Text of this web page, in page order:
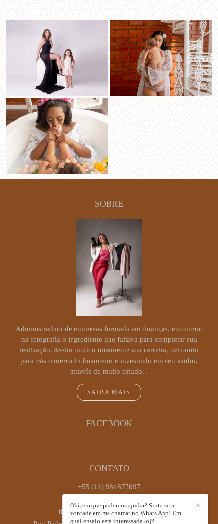
SOBRE
Administradora de empresas formada em finanças, encontrou
na fotografia o ingrediente que faltava para completar sua
realização. Assim mudou totalmente sua carreira, deixando
para trás o mercado financeiro e investindo em seu sonho,
através de muito estudo...
SAIBA MAIS
FACEBOOK
CONTATO
+55 (11) 984877097
thaiscastrofotografia@gmail.com
✕
Olá, em que podemos ajudar? Sinta-se a
vontade em me chamar no Whats App! Em
qual ensaio está interessada (o)?